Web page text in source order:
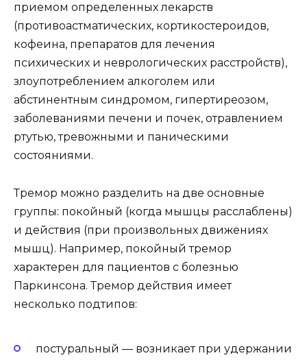
приемом определенных лекарств
(противоастматических, кортикостероидов,
кофеина, препаратов для лечения
психических и неврологических расстройств),
злоупотреблением алкоголем или
абстинентным синдромом, гипертиреозом,
заболеваниями печени и почек, отравлением
ртутью, тревожными и паническими
состояниями.
Тремор можно разделить на две основные
группы: покойный (когда мышцы расслаблены)
и действия (при произвольных движениях
мышц). Например, покойный тремор
характерен для пациентов с болезнью
Паркинсона. Тремор действия имеет
несколько подтипов:
постуральный — возникает при удержании